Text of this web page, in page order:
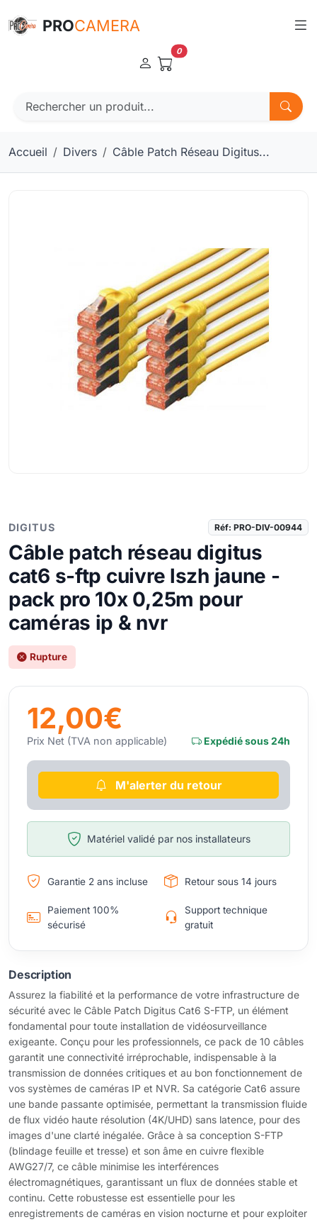
PROCAMERA
0
Accueil Divers Câble Patch Réseau Digitus...
DIGITUS Réf: PRO-DIV-00944
Câble patch réseau digitus
cat6 s-ftp cuivre lszh jaune -
pack pro 10x 0,25m pour
caméras ip & nvr
Rupture
12,00€
Prix Net (TVA non applicable) Expédié sous 24h
M'alerter du retour
Matériel validé par nos installateurs
Garantie 2 ans incluse Retour sous 14 jours
Paiement 100%
sécurisé
Support technique
gratuit
Description
Assurez la fiabilité et la performance de votre infrastructure de
sécurité avec le Câble Patch Digitus Cat6 S-FTP, un élément
fondamental pour toute installation de vidéosurveillance
exigeante. Conçu pour les professionnels, ce pack de 10 câbles
garantit une connectivité irréprochable, indispensable à la
transmission de données critiques et au bon fonctionnement de
vos systèmes de caméras IP et NVR. Sa catégorie Cat6 assure
une bande passante optimisée, permettant la transmission fluide
de flux vidéo haute résolution (4K/UHD) sans latence, pour des
images d'une clarté inégalée. Grâce à sa conception S-FTP
(blindage feuille et tresse) et son âme en cuivre flexible
AWG27/7, ce câble minimise les interférences
électromagnétiques, garantissant un flux de données stable et
continu. Cette robustesse est essentielle pour les
enregistrements de caméras en vision nocturne et pour exploiter